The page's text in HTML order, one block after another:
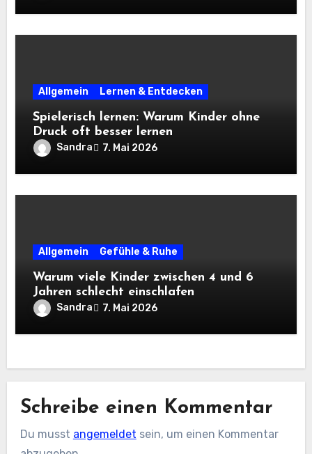
Allgemein Lernen & Entdecken
Spielerisch lernen: Warum Kinder ohne
Druck oft besser lernen
Sandra 7. Mai 2026
Allgemein Gefühle & Ruhe
Warum viele Kinder zwischen 4 und 6
Jahren schlecht einschlafen
Sandra 7. Mai 2026
Schreibe einen Kommentar
Du musst angemeldet sein, um einen Kommentar